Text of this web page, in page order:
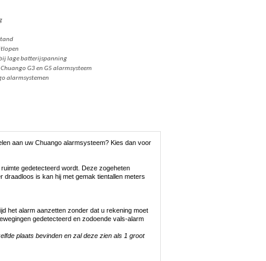
lage batterijspanning
G3 en G5 alarmsysteem
alarmsystemen
aan uw Chuango alarmsysteem? Kies dan voor
gedetecteerd wordt. Deze zogeheten
is kan hij met gemak tientallen meters
het alarm aanzetten zonder dat u rekening moet
gedetecteerd en zodoende vals-alarm
plaats bevinden en zal deze zien als 1 groot